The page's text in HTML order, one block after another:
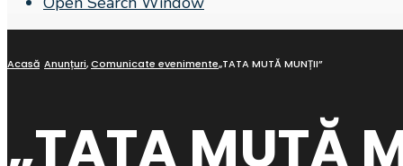
Acasă Anunțuri,Comunicate evenimente„TATA MUTĂ MUNȚII”
„TATA MUTĂ